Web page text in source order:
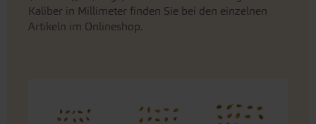
Kaliber in Millimeter finden Sie bei den einzelnen
Artikeln im Onlineshop.